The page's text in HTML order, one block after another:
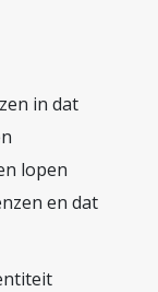
in dat
lopen
en dat